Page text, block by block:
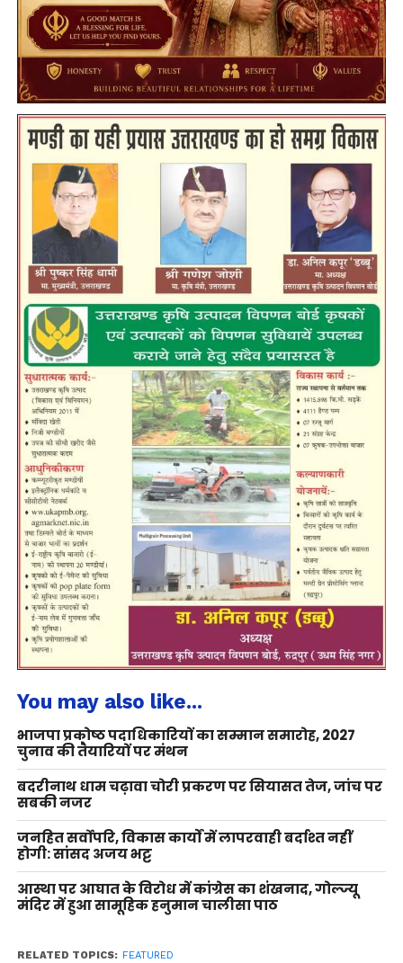
You may also like...
भाजपा प्रकोष्ठ पदाधिकारियों का सम्मान समारोह, 2027
चुनाव की तैयारियों पर मंथन
बदरीनाथ धाम चढ़ावा चोरी प्रकरण पर सियासत तेज, जांच पर
सबकी नजर
जनहित सर्वोपरि, विकास कार्यों में लापरवाही बर्दाश्त नहीं
होगी: सांसद अजय भट्ट
आस्था पर आघात के विरोध में कांग्रेस का शंखनाद, गोल्ज्यू
मंदिर में हुआ सामूहिक हनुमान चालीसा पाठ
RELATED TOPICS: FEATURED